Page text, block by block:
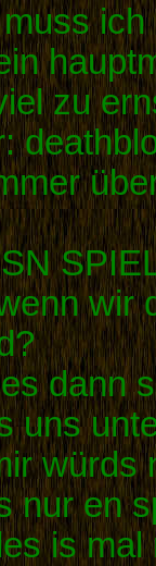
ich
zu
wir
dann
uns
würds
nur en
is